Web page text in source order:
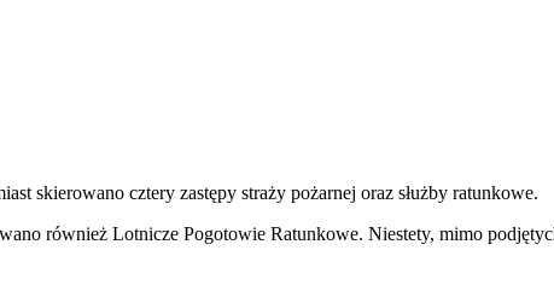
skierowano cztery zastępy straży pożarnej oraz służby ratunkowe.
również Lotnicze Pogotowie Ratunkowe. Niestety, mimo